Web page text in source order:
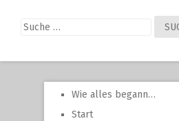
Suche
nach:
Wie alles begann…
Start